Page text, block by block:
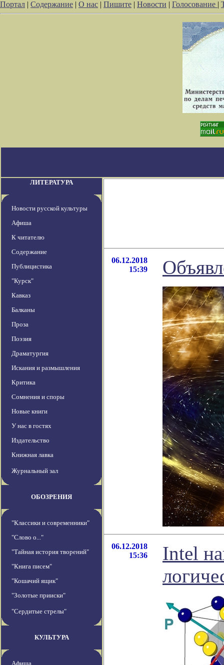
Портал | Содержание | О нас | Пишите | Новости | Голосование |
ЛИТЕРАТУРА
Новости русской культуры
Афиша
К читателю
Содержание
Публицистика
"Курск"
Кавказ
Балканы
Проза
Поэзия
Драматургия
Искания и размышления
Критика
Сомнения и споры
Новые книги
У нас в гостях
Издательство
Книжная лавка
Журнальный зал
ОБОЗРЕНИЯ
"Классики и современники"
"Слово о..."
"Тайная история творений"
"Книга писем"
"Кошачий ящик"
"Золотые прииски"
"Сердитые стрелы"
КУЛЬТУРА
Афиша
06.12.2018
15:39
06.12.2018
15:36
Intel